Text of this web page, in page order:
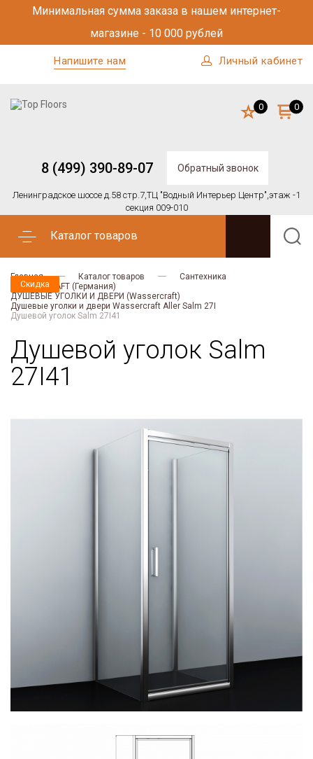
Минимальная сумма заказа в нашем интернет-
магазине - 10 000 рублей
Напишите нам Личный кабинет
8 (499) 390-89-07 Обратный звонок
Ленинградское шоссе д.58 стр.7,ТЦ "Водный Интерьер Центр",этаж -1
секция 009-010
0 0
Каталог товаров
Главная Каталог товаров
Сантехника
WASSERCRAFT (Германия)
ДУШЕВЫЕ УГОЛКИ И ДВЕРИ (Wassercraft)
Душевые уголки и двери Wassercraft Aller Salm 27I
Душевой уголок Salm 27I41
Душевой уголок Salm
27I41
Скидка
Скидка